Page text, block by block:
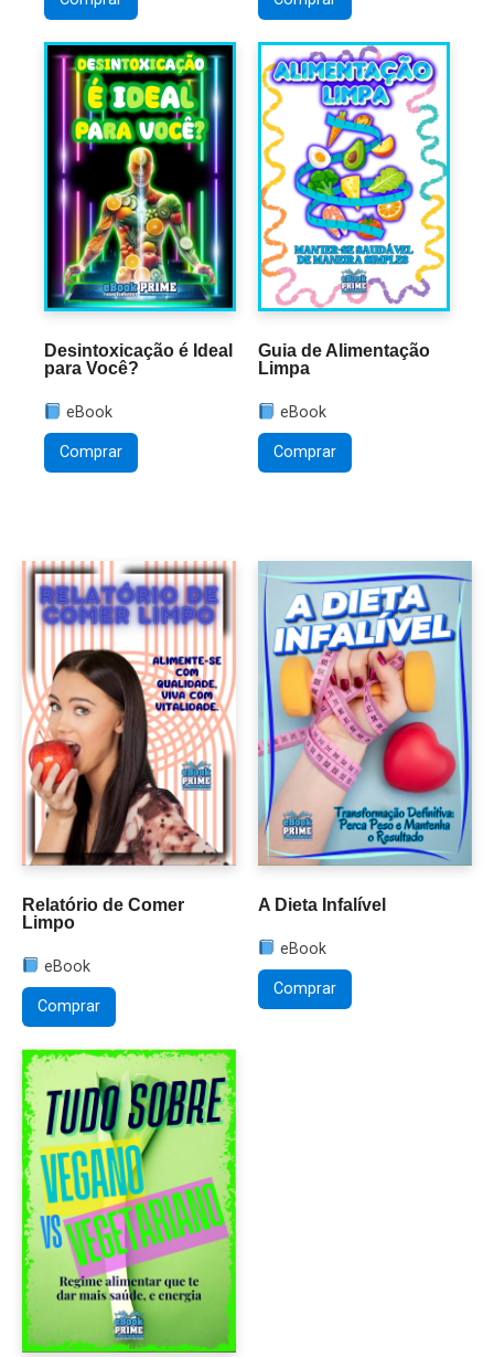
Desintoxicação é Ideal
para Você?
eBook
Comprar
Guia de Alimentação
Limpa
eBook
Comprar
Relatório de Comer
Limpo
eBook
Comprar
A Dieta Infalível
eBook
Comprar